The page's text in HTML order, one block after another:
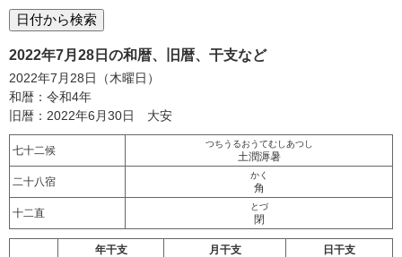
2022年7月28日の和暦、旧暦、干支など
2022年7月28日（木曜日）
和暦：令和4年
旧暦：2022年6月30日 大安
七十二候
つちうるおうてむしあつし
土潤溽暑
二十八宿
かく
角
十二直
とづ
閉
年干支 月干支 日干支